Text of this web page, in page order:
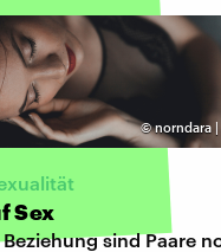
©norndara
Sex
sind Paare